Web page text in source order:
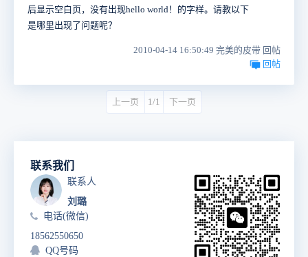
后显示空白页，没有出现hello world！的字样。请教以下
是哪里出现了问题呢？
2010-04-14 16:50:49 完美的皮带 回帖
回帖
上一页 1/1 下一页
联系我们
联系人
刘璐
电话(微信)
18562550650
QQ号码